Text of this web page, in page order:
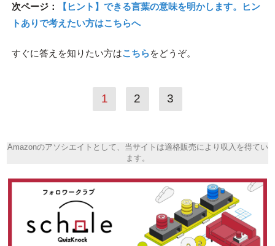
次ページ：
【ヒント】できる言葉の意味を明かします。ヒン
トありで考えたい方はこちらへ
すぐに答えを知りたい方はこちらをどうぞ。
1 2 3
Amazonのアソシエイトとして、当サイトは適格販売により収入を得てい
ます。